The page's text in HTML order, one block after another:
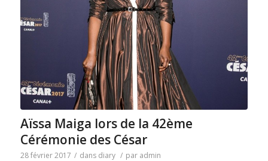
Aïssa Maiga lors de la 42ème
Cérémonie des César
28 février 2017 / dans diary / par admin